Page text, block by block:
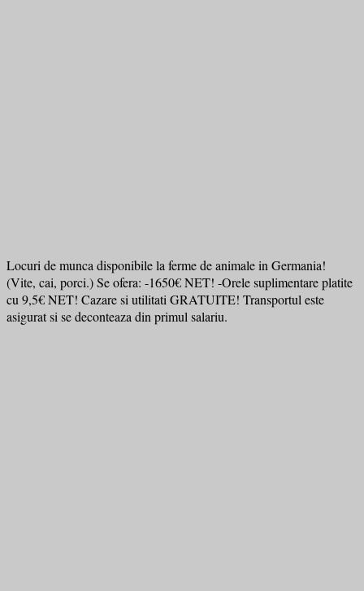
Locuri de munca disponibile la ferme de animale in Germania!
(Vite, cai, porci.) Se ofera: -1650€ NET! -Orele suplimentare platite
cu 9,5€ NET! Cazare si utilitati GRATUITE! Transportul este
asigurat si se deconteaza din primul salariu.